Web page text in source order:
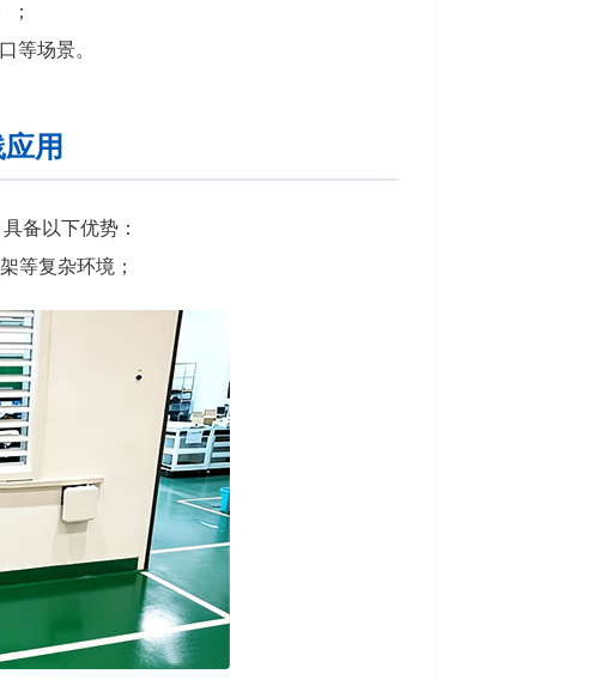
；
等场景。
用
备以下优势：
等复杂环境；